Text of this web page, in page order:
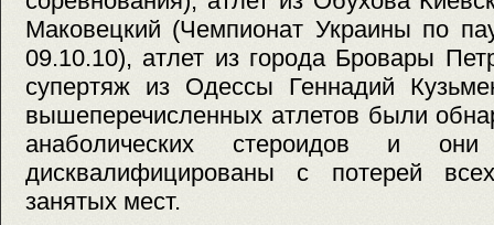
Маковецкий (Чемпионат Украины по
09.10.10), атлет из города Бровары
супертяж из Одессы Геннадий
вышеперечисленных атлетов были
анаболических стероидов и
дисквалифицированы с потерей
занятых мест.